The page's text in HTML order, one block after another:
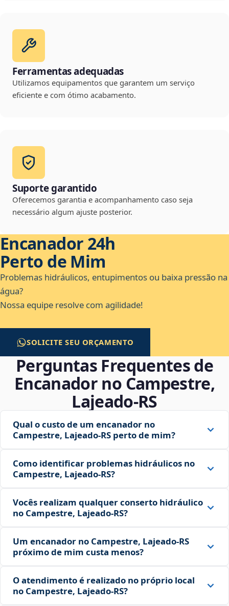
Ferramentas adequadas
Utilizamos equipamentos que garantem um serviço
eficiente e com ótimo acabamento.
Suporte garantido
Oferecemos garantia e acompanhamento caso seja
necessário algum ajuste posterior.
Encanador 24h
Perto de Mim
Problemas hidráulicos, entupimentos ou baixa pressão na
água?
Nossa equipe resolve com agilidade!
SOLICITE SEU ORÇAMENTO
Perguntas Frequentes de
Encanador no Campestre,
Lajeado‑RS
Qual o custo de um encanador no
Campestre, Lajeado‑RS perto de mim?
Como identificar problemas hidráulicos no
Campestre, Lajeado‑RS?
Vocês realizam qualquer conserto hidráulico
no Campestre, Lajeado‑RS?
Um encanador no Campestre, Lajeado‑RS
próximo de mim custa menos?
O atendimento é realizado no próprio local
no Campestre, Lajeado‑RS?